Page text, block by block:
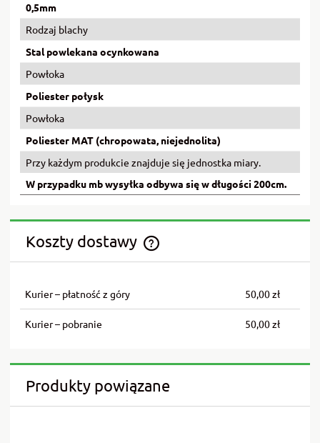
0,5mm
Rodzaj blachy
Stal powlekana ocynkowana
Powłoka
Poliester połysk
Powłoka
Poliester MAT (chropowata, niejednolita)
Przy każdym produkcie znajduje się jednostka miary.
W przypadku mb wysyłka odbywa się w długości 200cm.
Koszty dostawy
Cena nie zawiera ewentualnych kosztów płatności
Kurier – płatność z góry 50,00 zł
Kurier – pobranie 50,00 zł
Produkty powiązane